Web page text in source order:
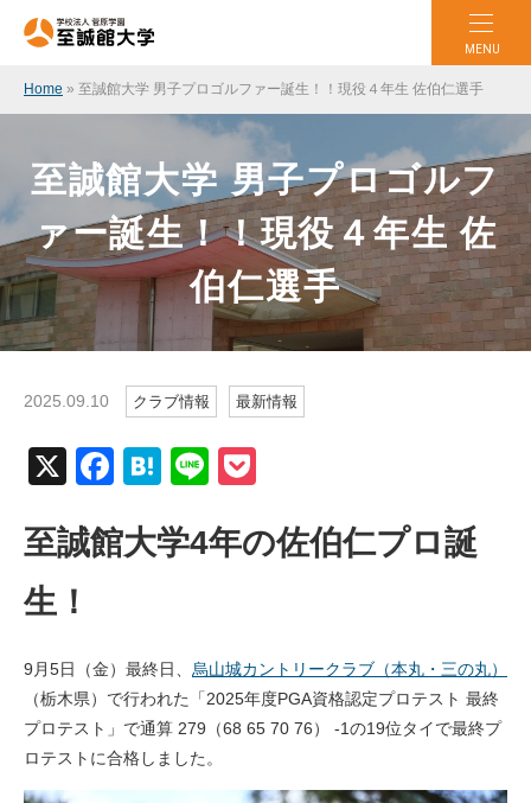
MENU
Home » 至誠館大学 男子プロゴルファー誕生！！現役４年生 佐伯仁選手
至誠館大学 男子プロゴルフ
ァー誕生！！現役４年生 佐
伯仁選手
2025.09.10 クラブ情報 最新情報
X Facebook
Hatena
Line
至誠館大学4年の佐伯仁プロ誕
生！
9月5日（金）最終日、 烏山城カントリークラブ（本丸・三の丸）
（栃木県）で行われた「2025年度PGA資格認定プロテスト 最終
プロテスト」で通算 279（68 65 70 76） -1の19位タイで最終プ
ロテストに合格しました。